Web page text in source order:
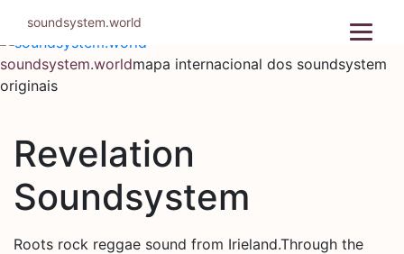
para
conteúdo
soundsystem.worldmapa internacional dos soundsystem
originais
Revelation
Soundsystem
Roots rock reggae sound from Irieland.Through the
soundsystem.world